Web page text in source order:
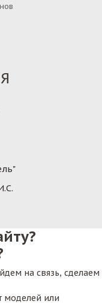
на связь, сделаем
моделей или